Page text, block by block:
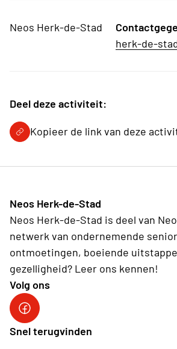
Neos Herk-de-Stad
herk-de-
Deel deze activiteit:
Kopieer de link van deze
Neos Herk-de-Stad
Neos Herk-de-Stad is deel van
netwerk van ondernemende
ontmoetingen, boeiende
gezelligheid? Leer ons kennen!
Volg ons
Facebook Herk-de-Stad
Snel terugvinden